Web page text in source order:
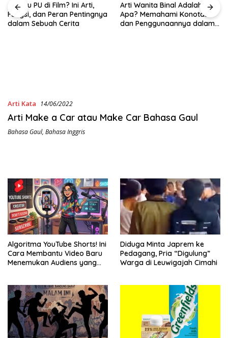
Arti Wanita Binal Adalah
Apa? Memahami Konotasi
dan Penggunaannya dalam
Arti Kata 14/06/2022
Arti Make a Car atau Make Car Bahasa Gaul
Bahasa Gaul, Bahasa Inggris
Algoritma YouTube Shorts! Ini
Cara Membantu Video Baru
Menemukan Audiens yang
Diduga Minta Japrem ke
Pedagang, Pria “Digulung”
Warga di Leuwigajah Cimahi